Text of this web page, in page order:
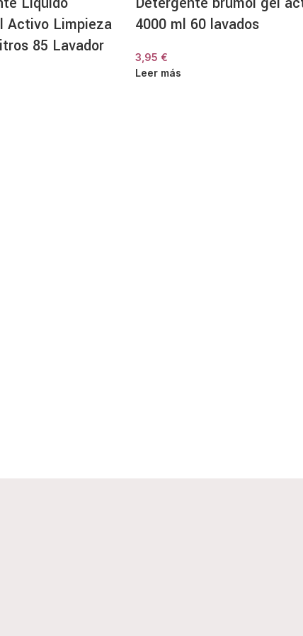
Características
Desinfectante textil con perfume
Elimina bacterias, gérmenes y
Fragancia intensa y duradera.
Activo Limpieza
85 Lavador
4000 ml 60 lavados
3,95 €
Leer más